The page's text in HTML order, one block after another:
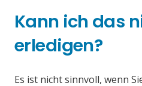
Kann ich das
erledigen?
Es ist nicht sinnvoll, wenn